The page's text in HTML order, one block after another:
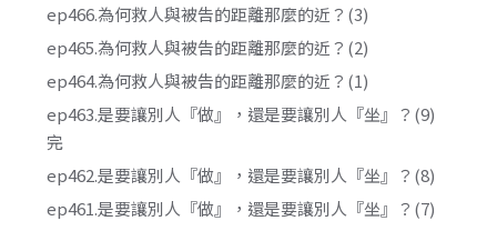
ep466.為何救人與被告的距離那麼的近？(3)
ep465.為何救人與被告的距離那麼的近？(2)
ep464.為何救人與被告的距離那麼的近？(1)
ep463.是要讓別人『做』，還是要讓別人『坐』？(9)
完
ep462.是要讓別人『做』，還是要讓別人『坐』？(8)
ep461.是要讓別人『做』，還是要讓別人『坐』？(7)